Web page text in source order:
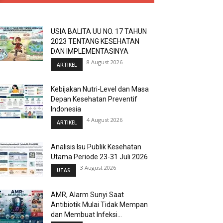
USIA BALITA UU NO. 17 TAHUN
2023 TENTANG KESEHATAN
DAN IMPLEMENTASINYA
ARTIKEL 8 August 2026
Kebijakan Nutri-Level dan Masa
Depan Kesehatan Preventif
Indonesia
ARTIKEL 4 August 2026
Analisis Isu Publik Kesehatan
Utama Periode 23-31 Juli 2026
UTAS 3 August 2026
AMR, Alarm Sunyi Saat
Antibiotik Mulai Tidak Mempan
dan Membuat Infeksi...